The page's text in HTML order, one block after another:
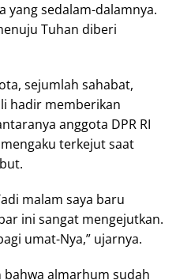
yang sedalam-dalamnya.
Tuhan diberi
sejumlah sahabat,
hadir memberikan
anggota DPR RI
terkejut saat
malam saya baru
ini sangat mengejutkan.
umat-Nya,” ujarnya.
bahwa almarhum sudah